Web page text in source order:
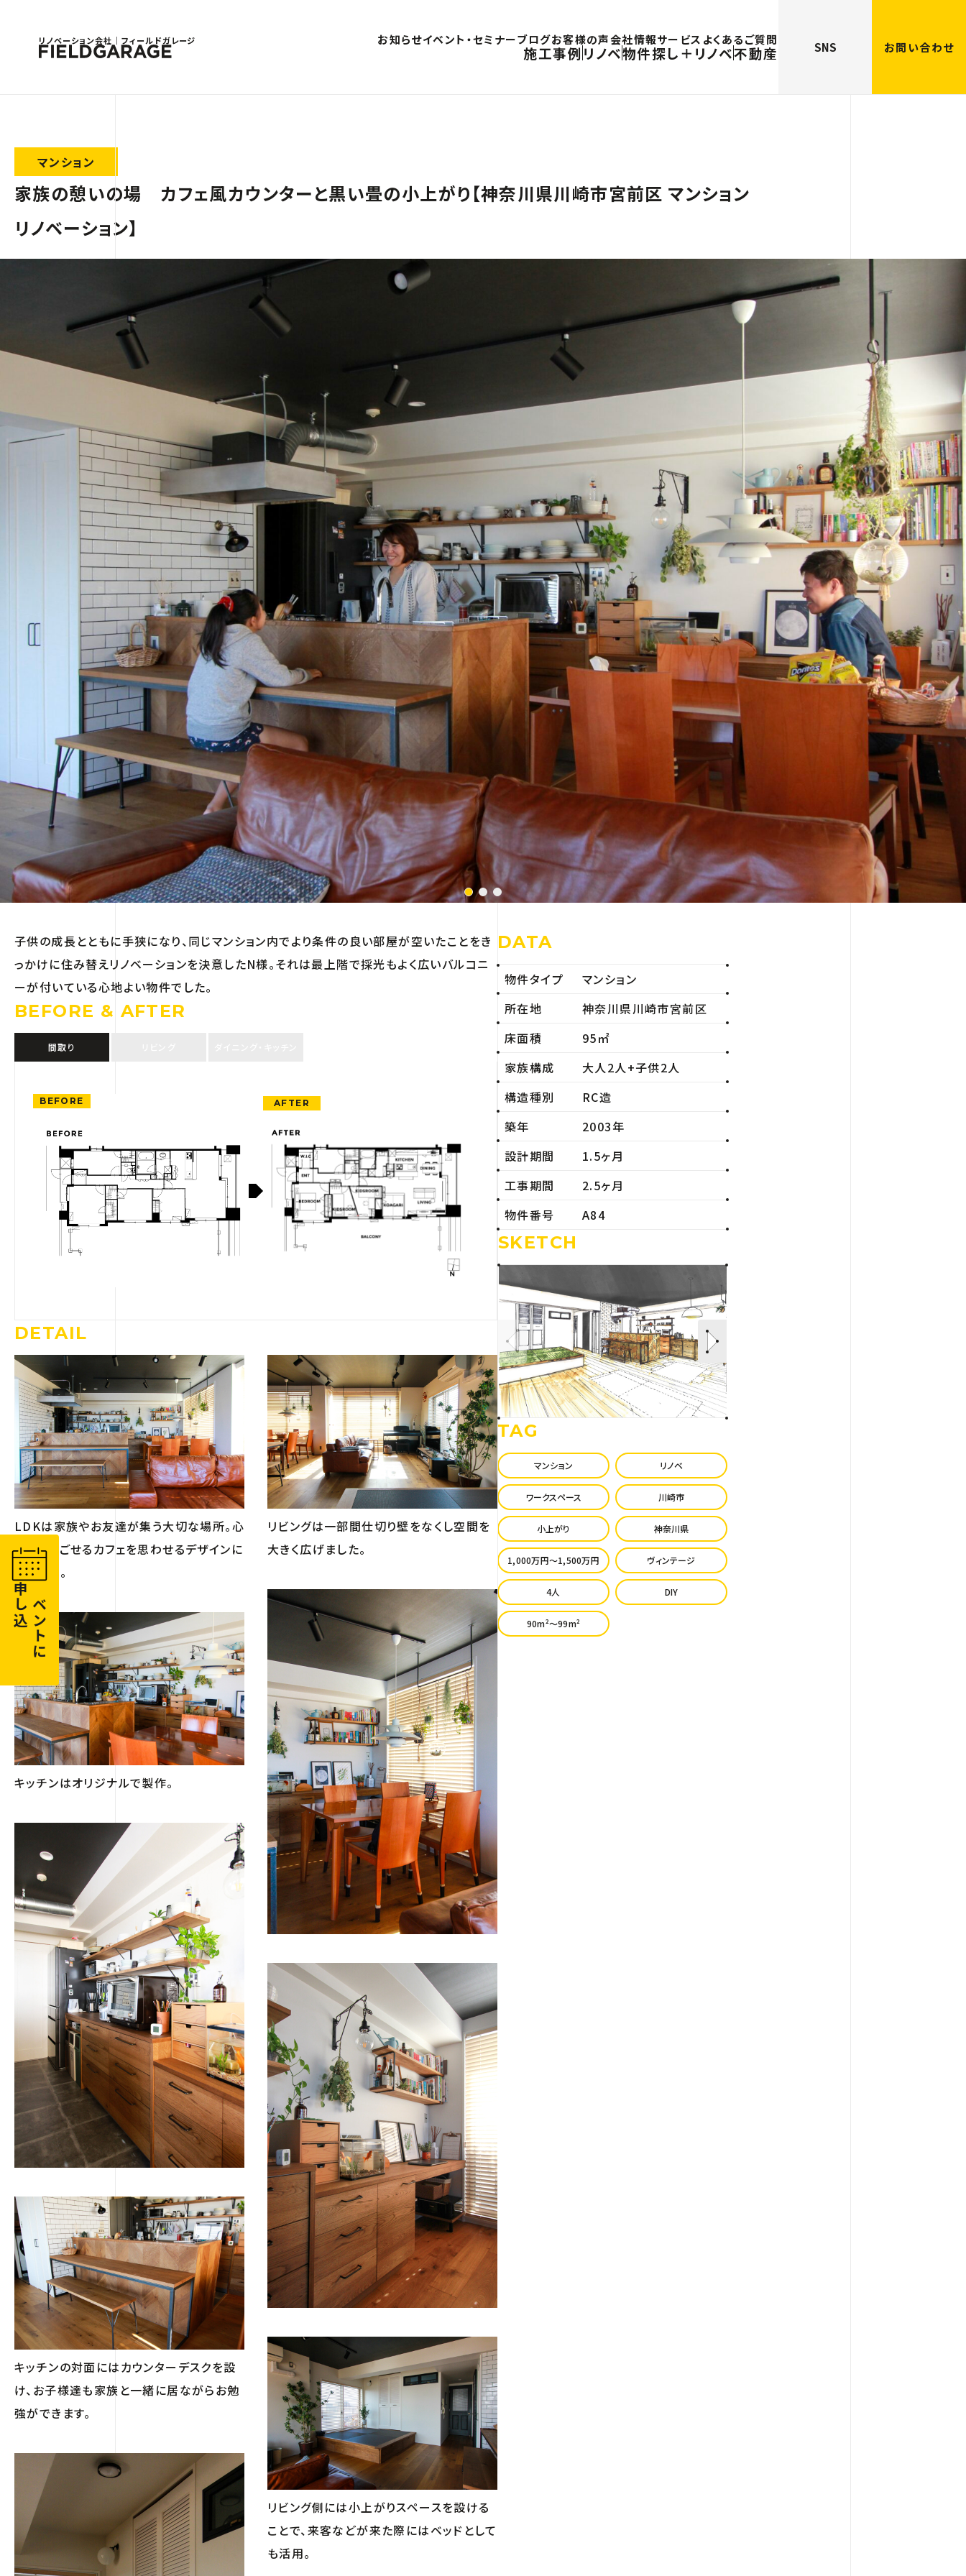
リノベーション会社｜フィールドガレージ お知らせイベント・セミナーブログお客様の声会社情報サービス よくあるご質問
施工事例 リノベ物件探し＋リノベ不動産 SNS お問い合わせ
マンション
家族の憩いの場 カフェ風カウンターと黒い畳の小上がり【神奈川県川崎市宮前区 マンション
リノベーション】
子供の成長とともに手狭になり、同じマンション内でより条件の良い部屋が空いたことをき
っかけに住み替えリノベーションを決意したN様。それは最上階で採光もよく広いバルコニ
ーが付いている心地よい物件でした。
BEFORE & AFTER
間取り
BEFORE AFTER
DETAIL
LDKは家族やお友達が集う大切な場所。心
地よく過ごせるカフェを思わせるデザインに
しました。
リビングは一部間仕切り壁をなくし空間を
大きく広げました。
キッチンはオリジナルで製作。
キッチンの対面にはカウンターデスクを設
け、お子様達も家族と一緒に居ながらお勉
強ができます。
リビング側には小上がりスペースを設ける
ことで、来客などが来た際にはベッドとして
も活用。
DATA
物件タイプ
マンション
所在地
神奈川県川崎市宮前区
床面積
95㎡
家族構成
大人2人+子供2人
構造種別
RC造
築年
2003年
設計期間
1.5ヶ月
工事期間
2.5ヶ月
物件番号
A84
SKETCH
TAG
マンション リノベ
ワークスペース 川崎市
小上がり 神奈川県
1,000万円〜1,500万円 ヴィンテージ
4人 DIY
90m²〜99m²
イベントに
申し込む